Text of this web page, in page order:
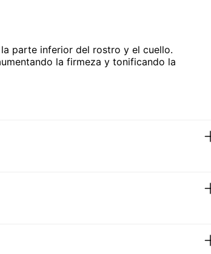
parte inferior del rostro y el cuello.
la firmeza y tonificando la